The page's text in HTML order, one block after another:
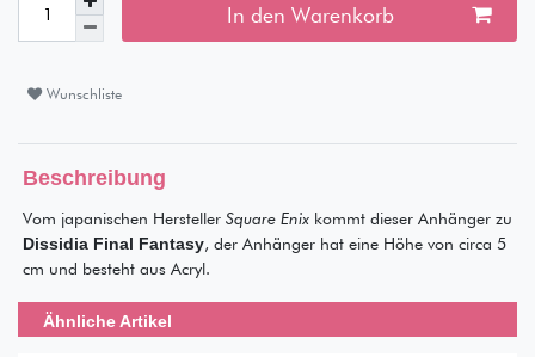
In den Warenkorb
Wunschliste
Beschreibung
Vom japanischen Hersteller Square Enixkommt dieser Anhänger zu
Dissidia Final Fantasy, der Anhänger hat eine Höhe von circa 5
cm und besteht aus Acryl.
Ähnliche Artikel